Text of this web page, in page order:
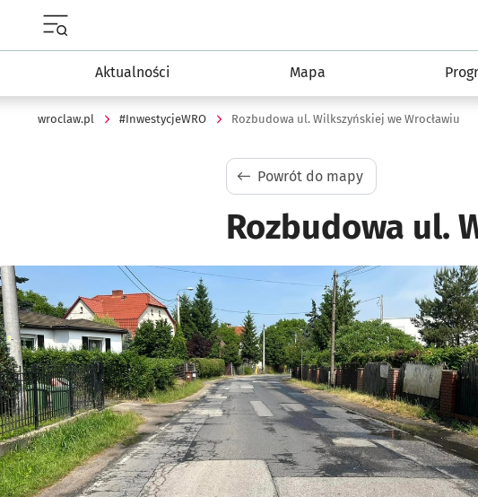
Aktualności Mapa
wroclaw.pl #InwestycjeWRO Rozbudowa ul. Wilkszyńskiej we Wrocławiu
Powrót do mapy
Rozbudowa ul.
Kliknij, aby powiększyć